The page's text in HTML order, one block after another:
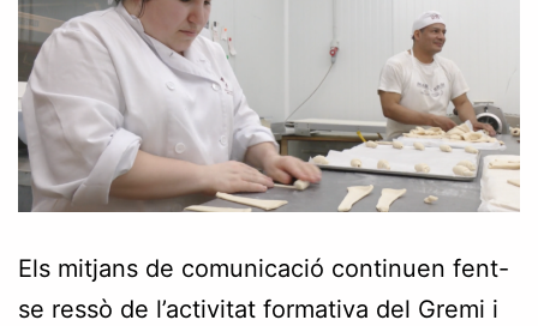
Els mitjans de comunicació continuen fent-
se ressò de l’activitat formativa del Gremi i